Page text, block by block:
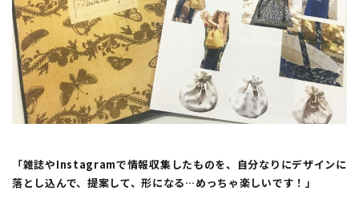
「雑誌やInstagramで情報収集したものを、自分なりにデザインに
落とし込んで、提案して、形になる…めっちゃ楽しいです！」